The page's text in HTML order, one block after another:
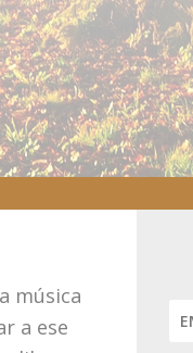
música
a ese